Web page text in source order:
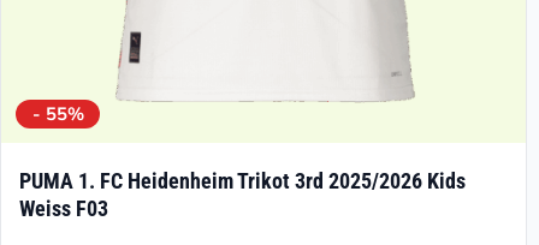
- 55%
PUMA 1. FC Heidenheim Trikot 3rd 2025/2026 Kids
Weiss F03